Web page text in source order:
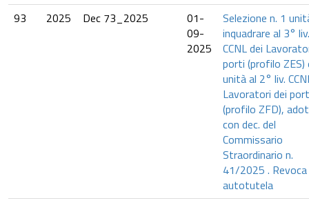
93
2025 Dec 73_2025
01-
09-
2025
Selezione n. 1
inquadrare al 3° liv.
CCNL dei
porti (profilo ZES)
unità al 2° liv.
Lavoratori dei
(profilo ZFD),
con dec. del
Commissario
Straordinario n.
41/2025 .
autotutela